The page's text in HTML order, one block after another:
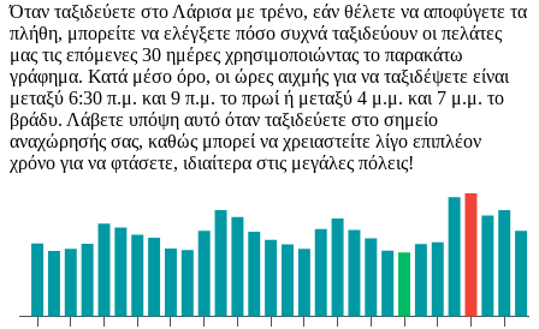
Όταν ταξιδεύετε στο Λάρισα με τρένο, εάν θέλετε να αποφύγετε τα
πλήθη, μπορείτε να ελέγξετε πόσο συχνά ταξιδεύουν οι πελάτες
μας τις επόμενες 30 ημέρες χρησιμοποιώντας το παρακάτω
γράφημα. Κατά μέσο όρο, οι ώρες αιχμής για να ταξιδέψετε είναι
μεταξύ 6:30 π.μ. και 9 π.μ. το πρωί ή μεταξύ 4 μ.μ. και 7 μ.μ. το
βράδυ. Λάβετε υπόψη αυτό όταν ταξιδεύετε στο σημείο
αναχώρησής σας, καθώς μπορεί να χρειαστείτε λίγο επιπλέον
χρόνο για να φτάσετε, ιδιαίτερα στις μεγάλες πόλεις!